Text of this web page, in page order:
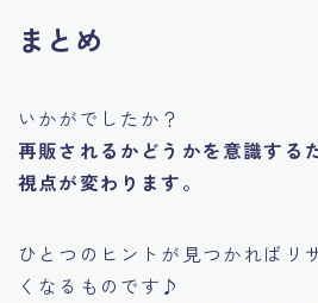
まとめ
いかがでしたか？
再販されるかどうかを意識する
視点が変わります。
ひとつのヒントが見つかればリ
くなるものです♪